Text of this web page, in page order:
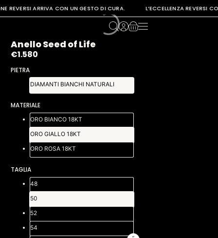
ARRIVA CON UN GESTO DI CURA. L’ECCELLENZA REVERSI
Anello Seed of Life
€1.580
PIETRA
DIAMANTI BIANCHI NATURALI
MATERIALE
ORO BIANCO 18KT
ORO GIALLO 18KT
ORO ROSA 18KT
TAGLIA
48
50
52
54